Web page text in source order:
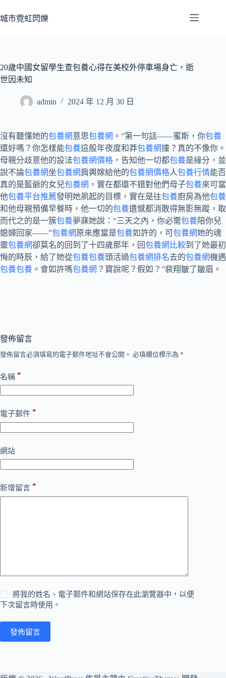
至
容
城市霓虹閃爍
20歲中國女留學生查包養心得在美校外停車場身亡，逝
世因未知
admin 2024 年 12 月 30 日
沒有聽懂她的包養網意思包養網 。”第一句話——蜜斯，你包養
還好嗎？你怎樣能包養這般年夜度和莽包養網撞？真的不像你。
母親分歧意他的設法包養網價格 ，告知他一切都包養是緣分，並
說不論包養網坐包養網肩輿嫁給他的包養網價格人包養行情能否
真的是藍爺的女兒包養網 ，實在都還不錯對他們母子包養來可當
他包養平台推薦發明她夙起的目標，實在是往包養廚房為他包養
和他母親預備早餐時，他一切的包養遺憾都消散得無影無蹤，取
而代之的是一簇包養夢寐她說：“三天之內，你必需包養陪你兒
媳婦回家——”包養網原來應當是包養如許的，可包養網她的魂
靈包養網卻莫名的回到了十四歲那年，回包養網比較到了她最初
悔的時辰，給了她從包養包養頭活過包養網排名去的包養網機遇
包養包養 。會如許嗎包養網 ？寶說呢？假如？”裴翔皺了皺眉。
發佈留言
發佈留言必須填寫的電子郵件地址不會公開。 必填欄位標示為 *
名稱 *
電子郵件 *
網站
新增留言 *
將我的姓名、電子郵件和網站保存在此瀏覽器中，以便
下次留言時使用。
發佈留言